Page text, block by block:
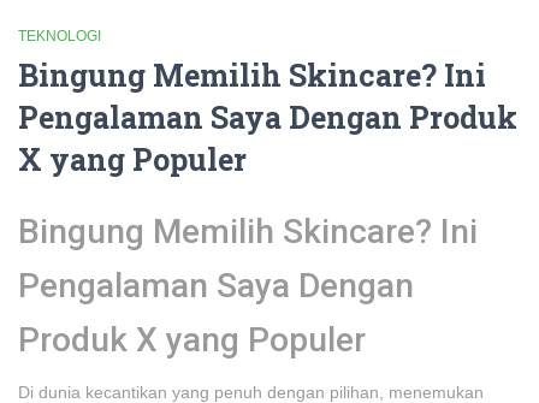
TEKNOLOGI
Bingung Memilih Skincare? Ini
Pengalaman Saya Dengan Produk
X yang Populer
Bingung Memilih Skincare? Ini
Pengalaman Saya Dengan
Produk X yang Populer
Di dunia kecantikan yang penuh dengan pilihan, menemukan